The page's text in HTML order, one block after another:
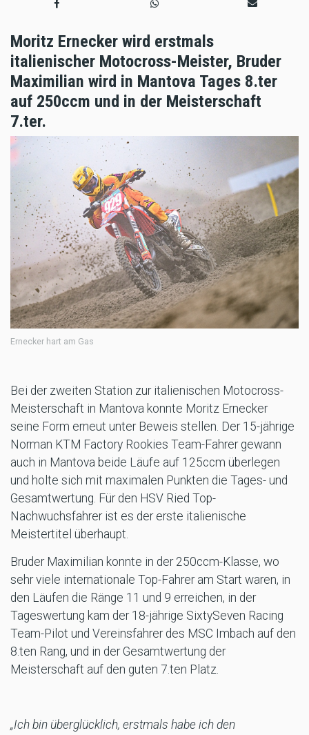
Moritz Ernecker wird erstmals
italienischer Motocross-Meister, Bruder
Maximilian wird in Mantova Tages 8.ter
auf 250ccm und in der Meisterschaft
7.ter.
Ernecker hart am Gas
Bei der zweiten Station zur italienischen Motocross-
Meisterschaft in Mantova konnte Moritz Ernecker
seine Form erneut unter Beweis stellen. Der 15-jährige
Norman KTM Factory Rookies Team-Fahrer gewann
auch in Mantova beide Läufe auf 125ccm überlegen
und holte sich mit maximalen Punkten die Tages- und
Gesamtwertung. Für den HSV Ried Top-
Nachwuchsfahrer ist es der erste italienische
Meistertitel überhaupt.
Bruder Maximilian konnte in der 250ccm-Klasse, wo
sehr viele internationale Top-Fahrer am Start waren, in
den Läufen die Ränge 11 und 9 erreichen, in der
Tageswertung kam der 18-jährige SixtySeven Racing
Team-Pilot und Vereinsfahrer des MSC Imbach auf den
8.ten Rang, und in der Gesamtwertung der
Meisterschaft auf den guten 7.ten Platz.
„Ich bin überglücklich, erstmals habe ich den